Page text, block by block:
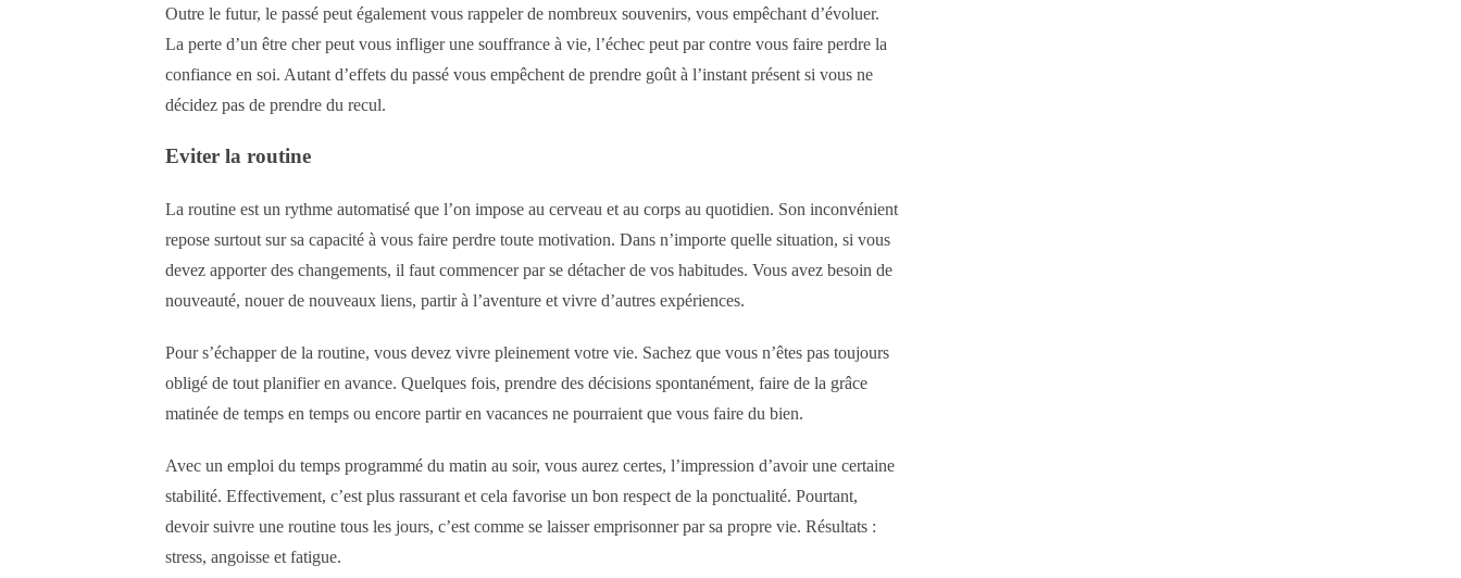
Outre le futur, le passé peut également vous rappeler de nombreux souvenirs, vous empêchant d’évoluer.
La perte d’un être cher peut vous infliger une souffrance à vie, l’échec peut par contre vous faire perdre la
confiance en soi. Autant d’effets du passé vous empêchent de prendre goût à l’instant présent si vous ne
décidez pas de prendre du recul.
Eviter la routine
La routine est un rythme automatisé que l’on impose au cerveau et au corps au quotidien. Son inconvénient
repose surtout sur sa capacité à vous faire perdre toute motivation. Dans n’importe quelle situation, si vous
devez apporter des changements, il faut commencer par se détacher de vos habitudes. Vous avez besoin de
nouveauté, nouer de nouveaux liens, partir à l’aventure et vivre d’autres expériences.
Pour s’échapper de la routine, vous devez vivre pleinement votre vie. Sachez que vous n’êtes pas toujours
obligé de tout planifier en avance. Quelques fois, prendre des décisions spontanément, faire de la grâce
matinée de temps en temps ou encore partir en vacances ne pourraient que vous faire du bien.
Avec un emploi du temps programmé du matin au soir, vous aurez certes, l’impression d’avoir une certaine
stabilité. Effectivement, c’est plus rassurant et cela favorise un bon respect de la ponctualité. Pourtant,
devoir suivre une routine tous les jours, c’est comme se laisser emprisonner par sa propre vie. Résultats :
stress, angoisse et fatigue.